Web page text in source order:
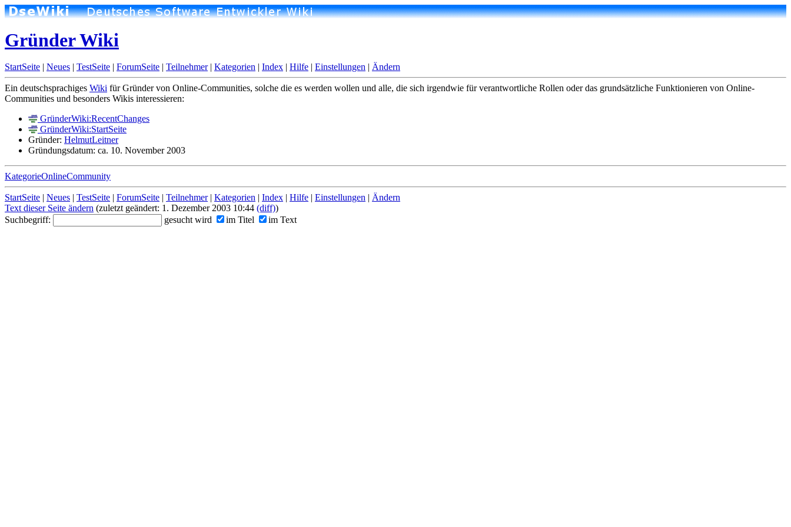
Gründer Wiki
StartSeite | Neues | TestSeite | ForumSeite | Teilnehmer| Kategorien | Index | Hilfe | Einstellungen | Ändern
Ein deutschsprachiges Wiki für Gründer von Online-Communities, solche die es werden wollen und alle, die sich irgendwie für verantwortliche Rollen oder das grundsätzliche Funktionieren von Online-
Communities und besonders Wikis interessieren:
GründerWiki:RecentChanges
GründerWiki:StartSeite
Gründer: HelmutLeitner
Gründungsdatum: ca. 10. November 2003
KategorieOnlineCommunity
StartSeite | Neues | TestSeite | ForumSeite | Teilnehmer| Kategorien | Index | Hilfe | Einstellungen | Ändern
Text dieser Seite ändern (zuletzt geändert: 1. Dezember 2003 10:44 (diff))
Suchbegriff:
gesucht wird im Titel im Text